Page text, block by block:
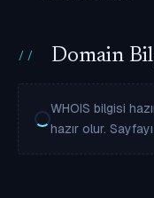
Domain
WHOIS bilgisi
hazır olur.